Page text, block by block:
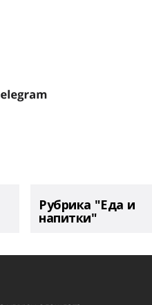
Рубрика "Еда и
напитки"